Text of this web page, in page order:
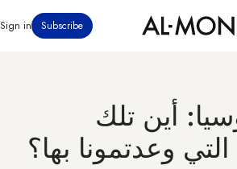
Subscribe
Sign in
أين تلك
وعدتمونا بها؟